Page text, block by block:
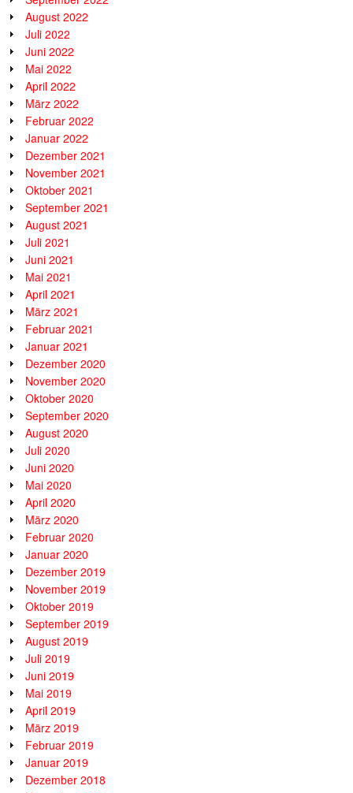
August 2022
Juli 2022
Juni 2022
Mai 2022
April 2022
März 2022
Februar 2022
Januar 2022
Dezember 2021
November 2021
Oktober 2021
September 2021
August 2021
Juli 2021
Juni 2021
Mai 2021
April 2021
März 2021
Februar 2021
Januar 2021
Dezember 2020
November 2020
Oktober 2020
September 2020
August 2020
Juli 2020
Juni 2020
Mai 2020
April 2020
März 2020
Februar 2020
Januar 2020
Dezember 2019
November 2019
Oktober 2019
September 2019
August 2019
Juli 2019
Juni 2019
Mai 2019
April 2019
März 2019
Februar 2019
Januar 2019
Dezember 2018